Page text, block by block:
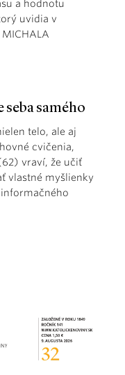
a hodnotu
uvidia v
seba samého
telo, ale aj
cvičenia,
vraví, že učiť
vlastné myšlienky